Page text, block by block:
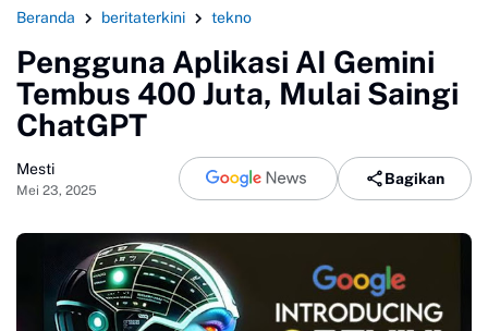
Beranda beritaterkini tekno
Pengguna Aplikasi AI Gemini
Tembus 400 Juta, Mulai Saingi
ChatGPT
Mesti
Mei 23, 2025
Bagikan